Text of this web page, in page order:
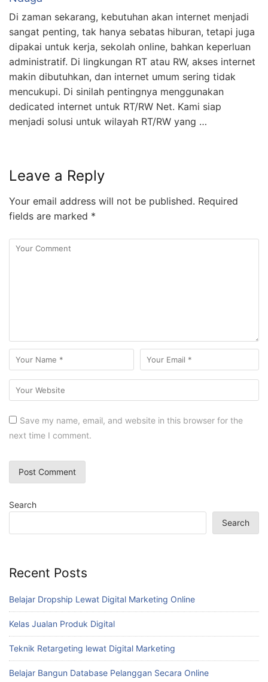
Di zaman sekarang, kebutuhan akan internet menjadi
sangat penting, tak hanya sebatas hiburan, tetapi juga
dipakai untuk kerja, sekolah online, bahkan keperluan
administratif. Di lingkungan RT atau RW, akses internet
makin dibutuhkan, dan internet umum sering tidak
mencukupi. Di sinilah pentingnya menggunakan
dedicated internet untuk RT/RW Net. Kami siap
menjadi solusi untuk wilayah RT/RW yang …
Leave a Reply
Your email address will not be published. Required
fields are marked *
Save my name, email, and website in this browser for the
next time I comment.
Search
Search
Recent Posts
Belajar Dropship Lewat Digital Marketing Online
Kelas Jualan Produk Digital
Teknik Retargeting lewat Digital Marketing
Belajar Bangun Database Pelanggan Secara Online